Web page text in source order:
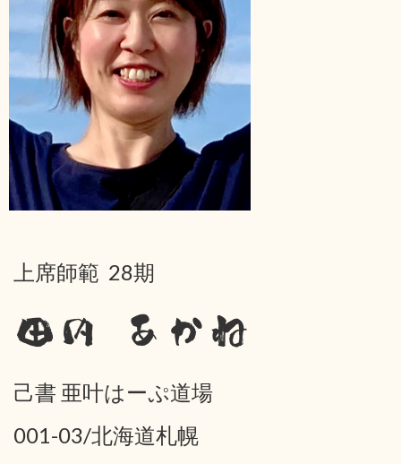
上席師範 28期
田内 あかね
己書 亜叶はーぷ道場
001-03/北海道札幌